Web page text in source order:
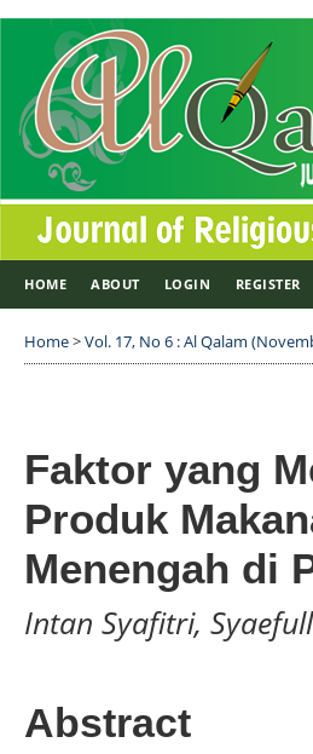
HOME ABOUT LOGIN REGISTER
Home>Vol. 17, No 6 : Al Qalam
Faktor yang
Produk
Menengah di
Intan Syafitri,
Abstract